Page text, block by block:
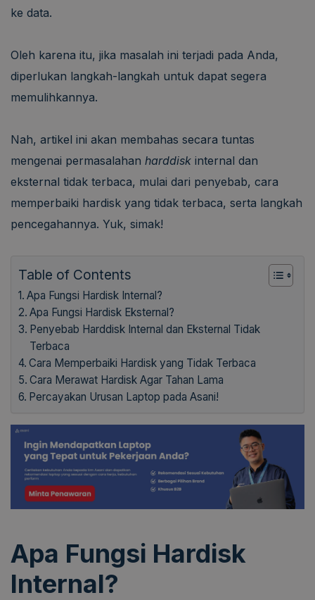
ke data.
Oleh karena itu, jika masalah ini terjadi pada Anda,
diperlukan langkah-langkah untuk dapat segera
memulihkannya.
Nah, artikel ini akan membahas secara tuntas
mengenai permasalahan harddisk internal dan
eksternal tidak terbaca, mulai dari penyebab, cara
memperbaiki hardisk yang tidak terbaca, serta langkah
pencegahannya. Yuk, simak!
Table of Contents
Apa Fungsi Hardisk Internal?
Apa Fungsi Hardisk Eksternal?
Penyebab Harddisk Internal dan Eksternal Tidak
Terbaca
Cara Memperbaiki Hardisk yang Tidak Terbaca
Cara Merawat Hardisk Agar Tahan Lama
Percayakan Urusan Laptop pada Asani!
Apa Fungsi Hardisk
Internal?